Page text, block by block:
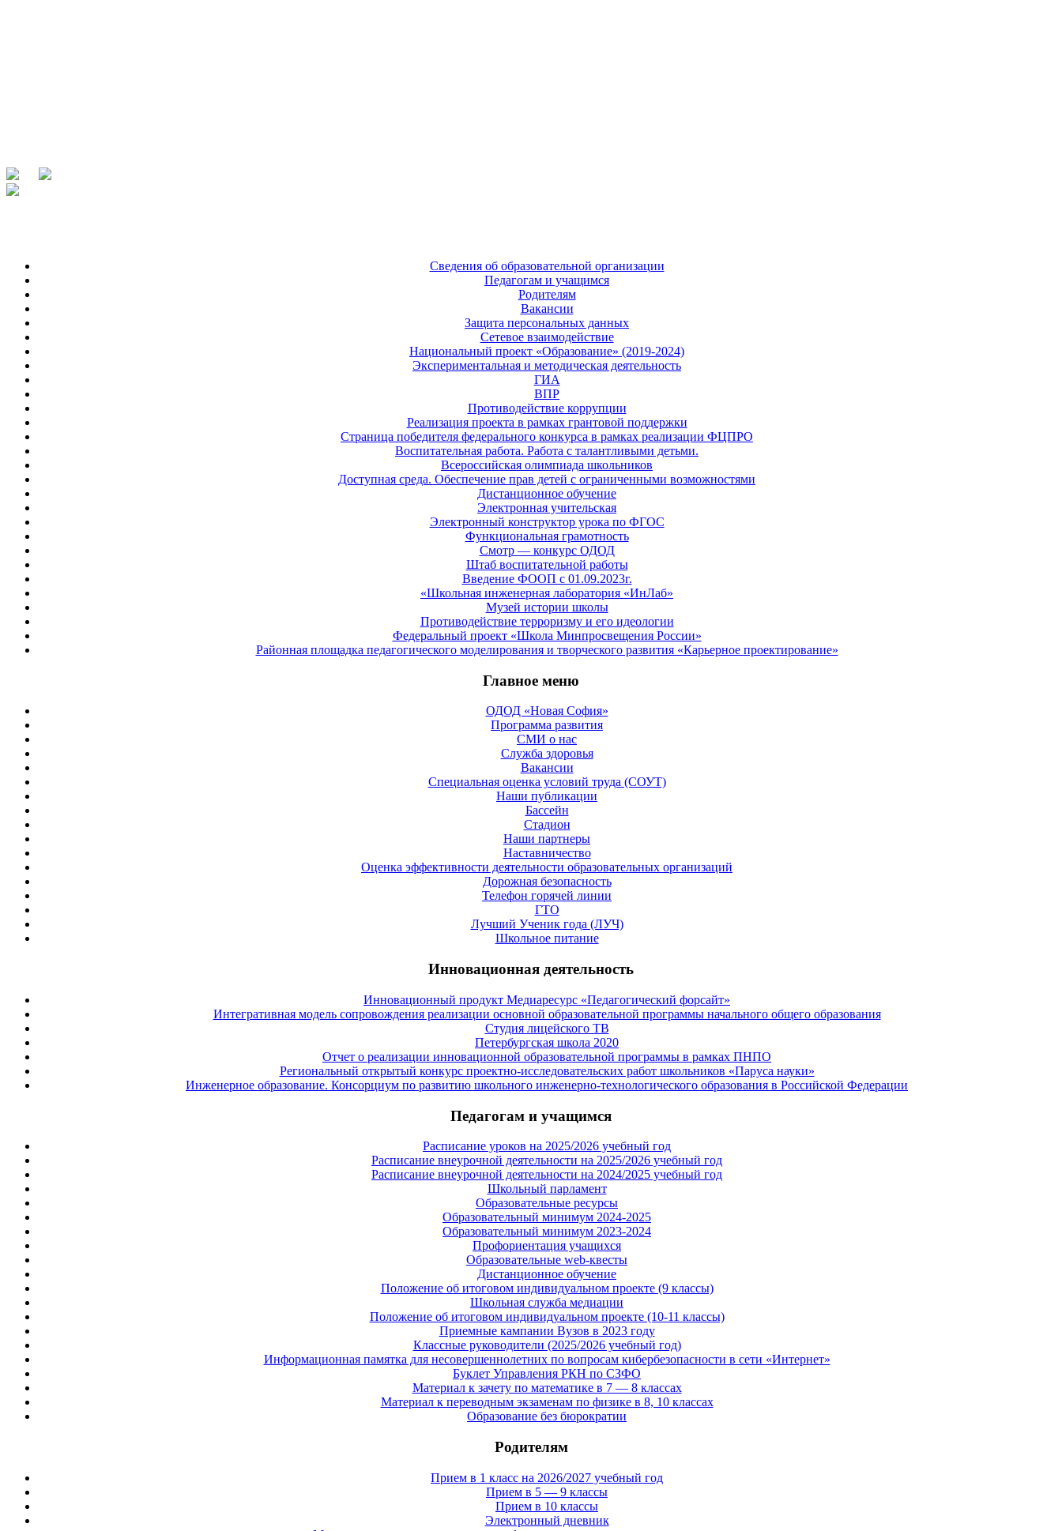
Сведения об образовательной организации
Педагогам и учащимся
Родителям
Вакансии
Защита персональных данных
Сетевое взаимодействие
Национальный проект «Образование» (2019-2024)
Экспериментальная и методическая деятельность
ГИА
ВПР
Противодействие коррупции
Реализация проекта в рамках грантовой поддержки
Страница победителя федерального конкурса в рамках реализации ФЦПРО
Воспитательная работа. Работа с талантливыми детьми.
Всероссийская олимпиада школьников
Доступная среда. Обеспечение прав детей с ограниченными возможностями
Дистанционное обучение
Электронная учительская
Электронный конструктор урока по ФГОС
Функциональная грамотность
Смотр — конкурс ОДОД
Штаб воспитательной работы
Введение ФООП с 01.09.2023г.
«Школьная инженерная лаборатория «ИнЛаб»
Музей истории школы
Противодействие терроризму и его идеологии
Федеральный проект «Школа Минпросвещения России»
Районная площадка педагогического моделирования и творческого развития «Карьерное проектирование»
Главное меню
ОДОД «Новая София»
Программа развития
СМИ о нас
Служба здоровья
Вакансии
Специальная оценка условий труда (СОУТ)
Наши публикации
Бассейн
Стадион
Наши партнеры
Наставничество
Оценка эффективности деятельности образовательных организаций
Дорожная безопасность
Телефон горячей линии
ГТО
Лучший Ученик года (ЛУЧ)
Школьное питание
Инновационная деятельность
Инновационный продукт Медиаресурс «Педагогический форсайт»
Интегративная модель сопровождения реализации основной образовательной программы начального общего образования
Студия лицейского ТВ
Петербургская школа 2020
Отчет о реализации инновационной образовательной программы в рамках ПНПО
Региональный открытый конкурс проектно-исследовательских работ школьников «Паруса науки»
Инженерное образование. Консорциум по развитию школьного инженерно-технологического образования в Российской Федерации
Педагогам и учащимся
Расписание уроков на 2025/2026 учебный год
Расписание внеурочной деятельности на 2025/2026 учебный год
Расписание внеурочной деятельности на 2024/2025 учебный год
Школьный парламент
Образовательные ресурсы
Образовательный минимум 2024-2025
Образовательный минимум 2023-2024
Профориентация учащихся
Образовательные web-квесты
Дистанционное обучение
Положение об итоговом индивидуальном проекте (9 классы)
Школьная служба медиации
Положение об итоговом индивидуальном проекте (10-11 классы)
Приемные кампании Вузов в 2023 году
Классные руководители (2025/2026 учебный год)
Информационная памятка для несовершеннолетних по вопросам кибербезопасности в сети «Интернет»
Буклет Управления РКН по СЗФО
Материал к зачету по математике в 7 — 8 классах
Материал к переводным экзаменам по физике в 8, 10 классах
Образование без бюрократии
Родителям
Прием в 1 класс на 2026/2027 учебный год
Прием в 5 — 9 классы
Прием в 10 классы
Электронный дневник